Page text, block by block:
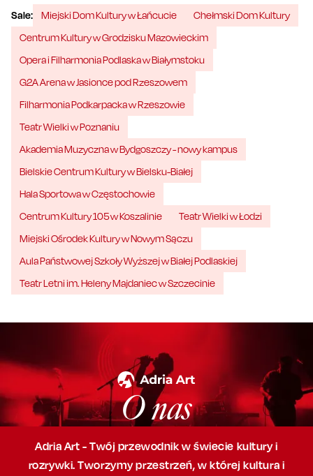
Sale: Miejski Dom Kultury w Łańcucie
Chełmski Dom Kultury
Centrum Kultury w Grodzisku Mazowieckim
Opera i Filharmonia Podlaska w Białymstoku
G2A Arena w Jasionce pod Rzeszowem
Filharmonia Podkarpacka w Rzeszowie
Teatr Wielki w Poznaniu
Akademia Muzyczna w Bydgoszczy - nowy kampus
Bielskie Centrum Kultury w Bielsku-Białej
Hala Sportowa w Częstochowie
Centrum Kultury 105 w Koszalinie
Teatr Wielki w Łodzi
Miejski Ośrodek Kultury w Nowym Sączu
Aula Państwowej Szkoły Wyższej w Białej Podlaskiej
Teatr Letni im. Heleny Majdaniec w Szczecinie
O nas
Adria Art - Twój przewodnik w świecie kultury i
rozrywki. Tworzymy przestrzeń,w której kultura i